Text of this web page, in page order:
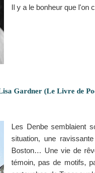
Il y a le bonheur que l'on
Gardner (Le Livre de
Les Denbe semblaient
situation, une
Boston… Une vie de
témoin, pas de motifs,